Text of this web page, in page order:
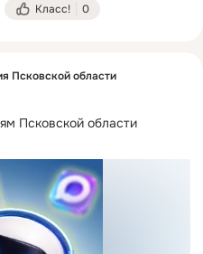
Класс! 0
Псковской области
Псковской области